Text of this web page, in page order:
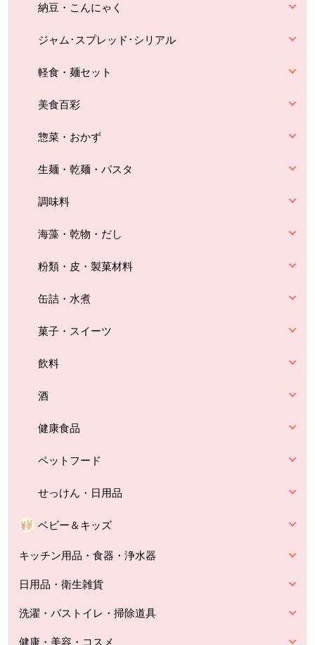
納豆・こんにゃく
ジャム･スプレッド･シリアル
軽食・麺セット
美食百彩
惣菜・おかず
生麺・乾麺・パスタ
調味料
海藻・乾物・だし
粉類・皮・製菓材料
缶詰・水煮
菓子・スイーツ
飲料
酒
健康食品
ペットフード
せっけん・日用品
ベビー＆キッズ
キッチン用品・食器・浄水器
日用品・衛生雑貨
洗濯・バストイレ・掃除道具
健康・美容・コスメ